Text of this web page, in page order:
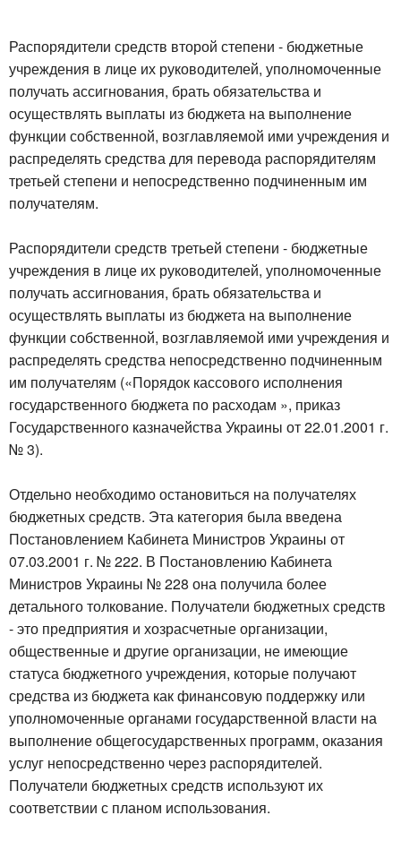
Распорядители средств второй степени - бюджетные
учреждения в лице их руководителей, уполномоченные
получать ассигнования, брать обязательства и
осуществлять выплаты из бюджета на выполнение
функции собственной, возглавляемой ими учреждения и
распределять средства для перевода распорядителям
третьей степени и непосредственно подчиненным им
получателям.
Распорядители средств третьей степени - бюджетные
учреждения в лице их руководителей, уполномоченные
получать ассигнования, брать обязательства и
осуществлять выплаты из бюджета на выполнение
функции собственной, возглавляемой ими учреждения и
распределять средства непосредственно подчиненным
им получателям («Порядок кассового исполнения
государственного бюджета по расходам », приказ
Государственного казначейства Украины от 22.01.2001 г.
№ 3).
Отдельно необходимо остановиться на получателях
бюджетных средств. Эта категория была введена
Постановлением Кабинета Министров Украины от
07.03.2001 г. № 222. В Постановлению Кабинета
Министров Украины № 228 она получила более
детального толкование. Получатели бюджетных средств
- это предприятия и хозрасчетные организации,
общественные и другие организации, не имеющие
статуса бюджетного учреждения, которые получают
средства из бюджета как финансовую поддержку или
уполномоченные органами государственной власти на
выполнение общегосударственных программ, оказания
услуг непосредственно через распорядителей.
Получатели бюджетных средств используют их
соответствии с планом использования.